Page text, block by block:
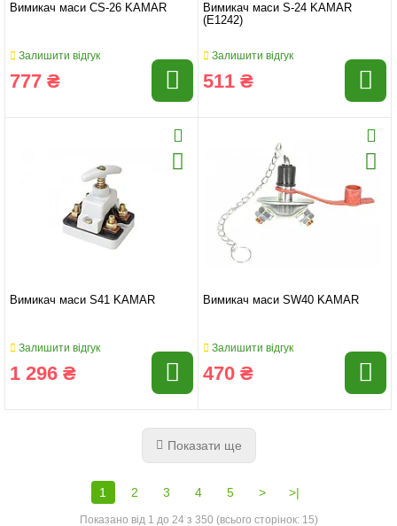
Вимикач маси CS-26 KAMAR
Залишити відгук
777 ₴
Вимикач маси S-24 KAMAR
(E1242)
Залишити відгук
511 ₴
Вимикач маси S41 KAMAR
Залишити відгук
1 296 ₴
Вимикач маси SW40 KAMAR
Залишити відгук
470 ₴
Показати ще
1 2 3 4 5 > >|
Показано від 1 до 24 з 350 (всього сторінок: 15)